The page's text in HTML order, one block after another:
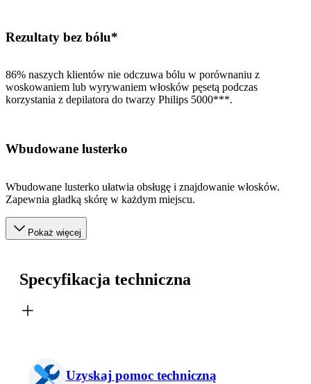
Rezultaty bez bólu*
86% naszych klientów nie odczuwa bólu w porównaniu z
woskowaniem lub wyrywaniem włosków pęsetą podczas
korzystania z depilatora do twarzy Philips 5000***.
Wbudowane lusterko
Wbudowane lusterko ułatwia obsługę i znajdowanie włosków.
Zapewnia gładką skórę w każdym miejscu.
Pokaż więcej
Specyfikacja techniczna
Uzyskaj pomoc techniczną